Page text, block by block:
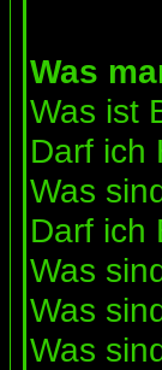
Was
Was ist
Darf ich
Was
Darf ich
Was
Was
Was